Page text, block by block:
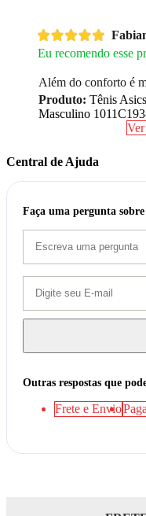
Eu recomendo esse
Além do conforto é
Produto: Tênis
Masculino
Central de Ajuda
Faça uma pergunta
Outras respostas que
Frete e Envio